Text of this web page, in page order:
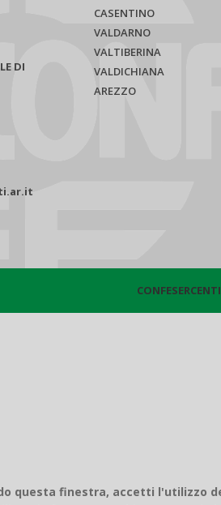
DI
CASENTINO
VALDARNO
VALTIBERINA
VALDICHIANA
AREZZO
questa finestra, accetti l'utilizzo